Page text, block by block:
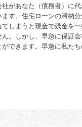
社があなた（債務者）に
す。住宅ローンの滞納
しまうと現金で残金を
。しかし、早急に保証
できます。早急に私た